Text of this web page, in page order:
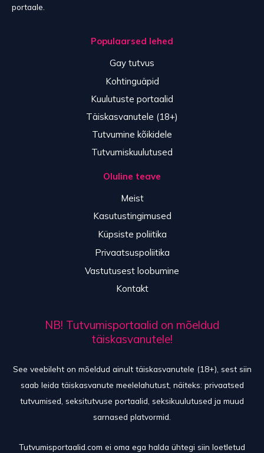
portaale.
Populaarsed lehed
Gay tutvus
Kohtinguäpid
Kuulutuste portaalid
Täiskasvanutele (18+)
Tutvumine kõikidele
Tutvumiskuulutused
Oluline teave
Meist
Kasutustingimused
Küpsiste poliitika
Privaatsuspoliitika
Vastutusest loobumine
Kontakt
NB! Tutvumisportaalid on mõeldud
täiskasvanutele!
See veebileht on mõeldud ainult täiskasvanutele (18+), sest siin
saab leida täiskasvanute meelelahutust, näiteks: privaatsed
tutvumised, seksitutvuse portaalid, seksikuulutused ja muud
sarnased platvormid.
Tutvumisportaalid.com ei oma ega halda ühtegi siin loetletud